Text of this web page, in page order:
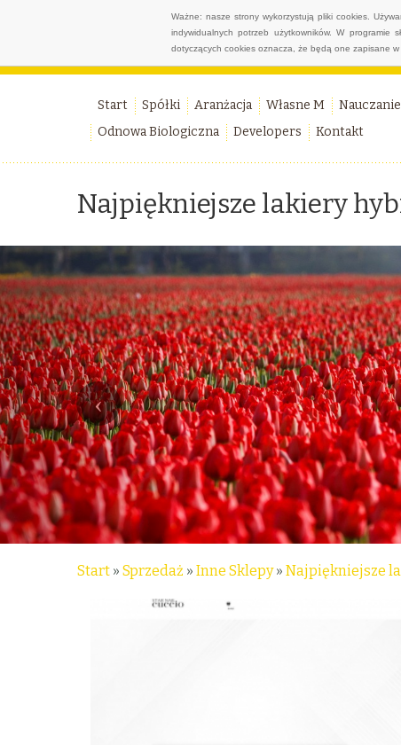
Ważne: nasze strony wykorzystują pliki cookies.
indywidualnych potrzeb użytkowników. W programie
dotyczących cookies oznacza, że będą one zapisane w
Start Spółki Aranżacja Własne M Nauczanie
Odnowa Biologiczna
Developers Kontakt
Najpiękniejsze lakiery
Start » Sprzedaż » Inne Sklepy» Najpiękniejsze